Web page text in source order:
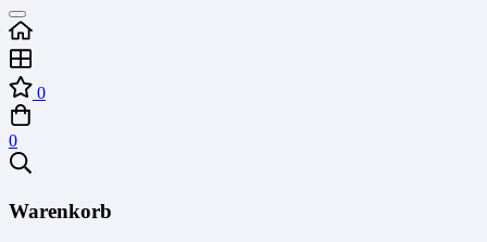
0
0
Warenkorb